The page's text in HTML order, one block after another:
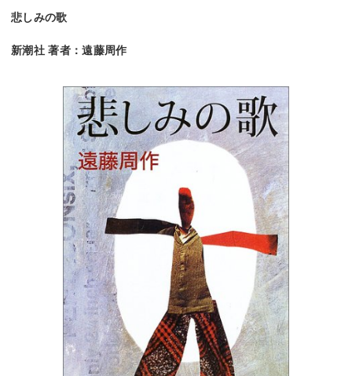
悲しみの歌
新潮社 著者：遠藤周作